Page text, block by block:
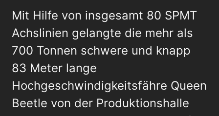
Mit Hilfe von insgesamt 80 SPMT
Achslinien gelangte die mehr als
700 Tonnen schwere und knapp
83 Meter lange
Hochgeschwindigkeitsfähre Queen
Beetle von der Produktionshalle